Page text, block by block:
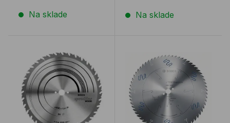
Na sklade Na sklade
Pílový kotúč BOSCH SPEEDLINE Wood